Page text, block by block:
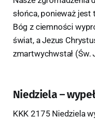
słońca, ponieważ
Bóg z ciemności
świat, a Jezus
zmartwychwstał (Św.
Niedziela –
KKK 2175 Niedziela